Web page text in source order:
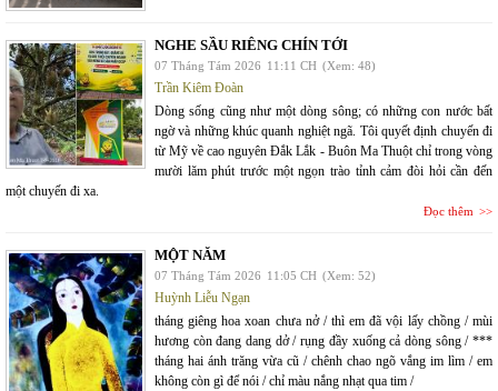
NGHE SẦU RIÊNG CHÍN TỚI
07 Tháng Tám 2026 11:11 CH (Xem: 48)
Trần Kiêm Đoàn
Dòng sống cũng như một dòng sông; có những con nước bất
ngờ và những khúc quanh nghiệt ngã. Tôi quyết định chuyến đi
từ Mỹ về cao nguyên Đắk Lắk - Buôn Ma Thuột chỉ trong vòng
mười lăm phút trước một ngọn trào tỉnh cảm đòi hỏi cần đến
một chuyến đi xa.
Đọc thêm
MỘT NĂM
07 Tháng Tám 2026 11:05 CH (Xem: 52)
Huỳnh Liễu Ngạn
tháng giêng hoa xoan chưa nở / thì em đã vội lấy chồng / mùi
hương còn đang dang dở / rụng đầy xuống cả dòng sông / ***
tháng hai ánh trăng vừa cũ / chênh chao ngõ vắng im lìm / em
không còn gì để nói / chỉ màu nắng nhạt qua tim /